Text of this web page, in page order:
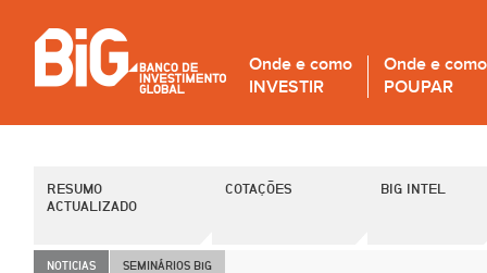
Onde e como
INVESTIR
Onde e como
POUPAR
RESUMO
ACTUALIZADO
COTAÇÕES BIG INTEL
NOTICIAS SEMINÁRIOS BiG